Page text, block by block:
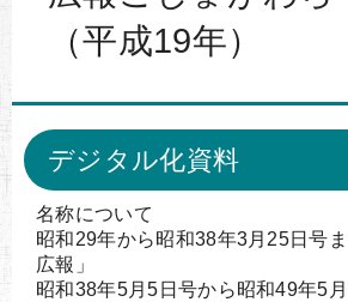
（平成19年）
デジタル化資料
名称について
昭和29年から昭和38年3月25日号
広報」
昭和38年5月5日号から昭和49年5